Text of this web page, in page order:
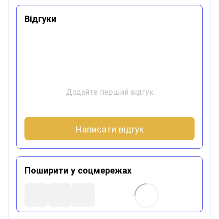
Відгуки
Додайте перший відгук
Написати відгук
Поширити у соцмережах